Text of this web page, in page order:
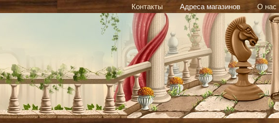
Контакты Адреса магазинов О нас